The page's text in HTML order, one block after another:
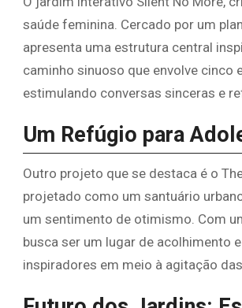
saúde feminina. Cercado por um
apresenta uma estrutura central
caminho sinuoso que envolve cinco
estimulando conversas sinceras e
Um Refúgio para
Outro projeto que se destaca é o
projetado como um santuário
um sentimento de otimismo. Com
busca ser um lugar de acolhimento
inspiradores em meio à agitação